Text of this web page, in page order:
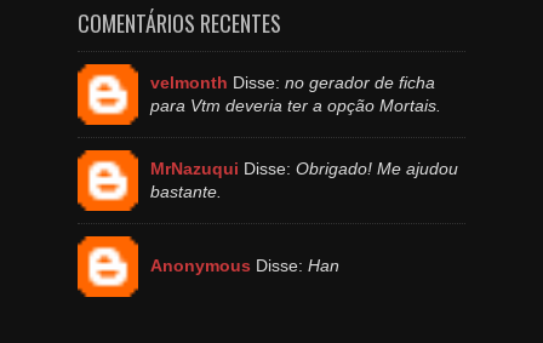
COMENTÁRIOS RECENTES
velmonth Disse: no gerador de ficha
para Vtm deveria ter a opção Mortais.
MrNazuqui Disse: Obrigado! Me ajudou
bastante.
Anonymous Disse: Han